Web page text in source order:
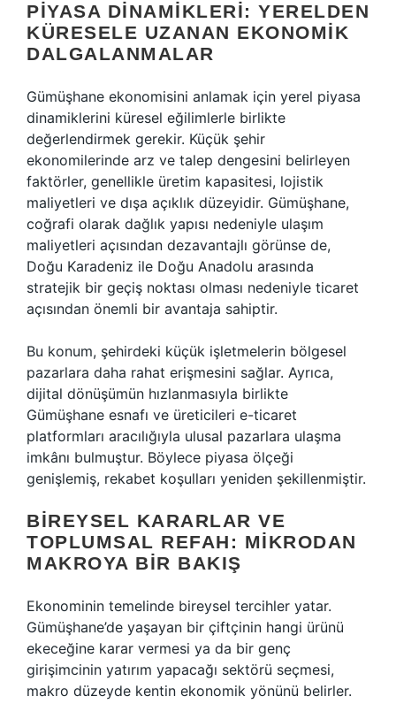
PIYASA DINAMIKLERI: YERELDEN
KÜRESELE UZANAN EKONOMIK
DALGALANMALAR
Gümüşhane ekonomisini anlamak için yerel piyasa
dinamiklerini küresel eğilimlerle birlikte
değerlendirmek gerekir. Küçük şehir
ekonomilerinde arz ve talep dengesini belirleyen
faktörler, genellikle üretim kapasitesi, lojistik
maliyetleri ve dışa açıklık düzeyidir. Gümüşhane,
coğrafi olarak dağlık yapısı nedeniyle ulaşım
maliyetleri açısından dezavantajlı görünse de,
Doğu Karadeniz ile Doğu Anadolu arasında
stratejik bir geçiş noktası olması nedeniyle ticaret
açısından önemli bir avantaja sahiptir.
Bu konum, şehirdeki küçük işletmelerin bölgesel
pazarlara daha rahat erişmesini sağlar. Ayrıca,
dijital dönüşümün hızlanmasıyla birlikte
Gümüşhane esnafı ve üreticileri e-ticaret
platformları aracılığıyla ulusal pazarlara ulaşma
imkânı bulmuştur. Böylece piyasa ölçeği
genişlemiş, rekabet koşulları yeniden şekillenmiştir.
BIREYSEL KARARLAR VE
TOPLUMSAL REFAH: MIKRODAN
MAKROYA BIR BAKIŞ
Ekonominin temelinde bireysel tercihler yatar.
Gümüşhane’de yaşayan bir çiftçinin hangi ürünü
ekeceğine karar vermesi ya da bir genç
girişimcinin yatırım yapacağı sektörü seçmesi,
makro düzeyde kentin ekonomik yönünü belirler.